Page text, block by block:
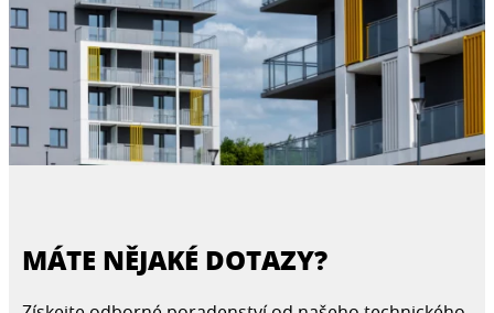
MÁTE NĚJAKÉ DOTAZY?